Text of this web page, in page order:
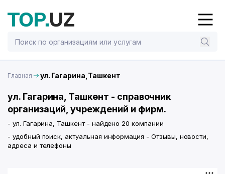
Главная ул. Гагарина,Ташкент
ул. Гагарина, Ташкент - справочник
организаций, учреждений и фирм.
- ул. Гагарина, Ташкент - найдено 20 компании
- удобный поиск, актуальная информация - Отзывы, новости,
адреса и телефоны